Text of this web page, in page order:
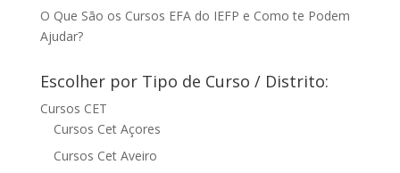
O Que São os Cursos EFA do IEFP e Como te Podem
Ajudar?
Escolher por Tipo de Curso / Distrito:
Cursos CET
Cursos Cet Açores
Cursos Cet Aveiro